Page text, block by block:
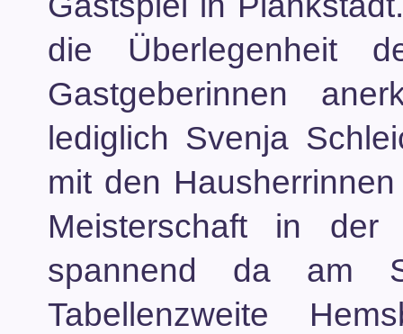
die Überlegenheit
Gastgeberinnen
lediglich Svenja
mit den
Meisterschaft in
spannend da am
Tabellenzweite